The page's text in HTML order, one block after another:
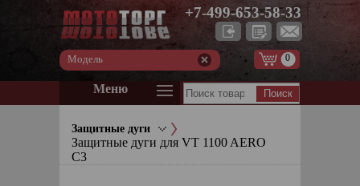
+7-499-653-58-33
Модель 0
Меню
Защитные дуги
Защитные дуги для VT 1100 AERO
C3